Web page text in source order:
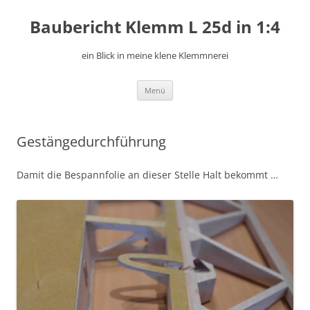
springen
Baubericht Klemm L 25d in 1:4
ein Blick in meine klene Klemmnerei
Menü
Gestängedurchführung
Damit die Bespannfolie an dieser Stelle Halt bekommt …